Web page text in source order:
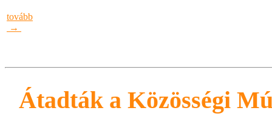
tovább
→
Átadták a Közösségi